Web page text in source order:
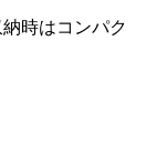
時はコンパク